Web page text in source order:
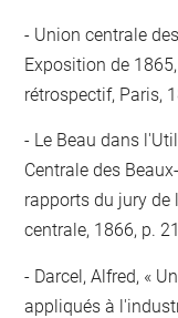
Union centrale
Exposition de
rétrospectif, Paris,
Le Beau dans
Centrale des
rapports du jury de
centrale, 1866, p.
Darcel, Alfred, «
appliqués à